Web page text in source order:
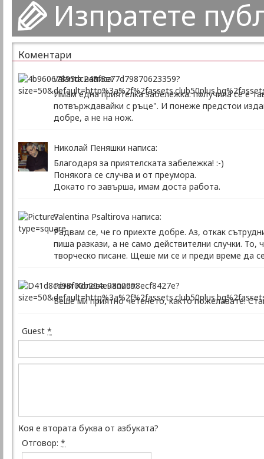
Изпратете
Коментари
valanta написа:
Имам една приятелка забележка: получила се е
потвърждавайки с ръце". И понеже предстои
добре, а не на нож.
Николай Пеняшки написа:
Благодаря за приятелската забележка! :-)
Понякога се случва и от преумора.
Докато го завърша, имам доста работа.
Valentina Psaltirova написа:
Радвам се, че го приехте добре. Аз, откак
пиша разкази, а не само действителни случки.
творческо писане. Щеше ми се и преди време да
Рени Колева написа:
Беше ми приятно четенето, както пожелавате!
Guest *
Коя е втората буква от азбуката?
Отговор: *